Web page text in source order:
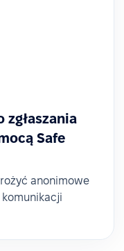
zgłaszania
Safe
anonimowe
komunikacji